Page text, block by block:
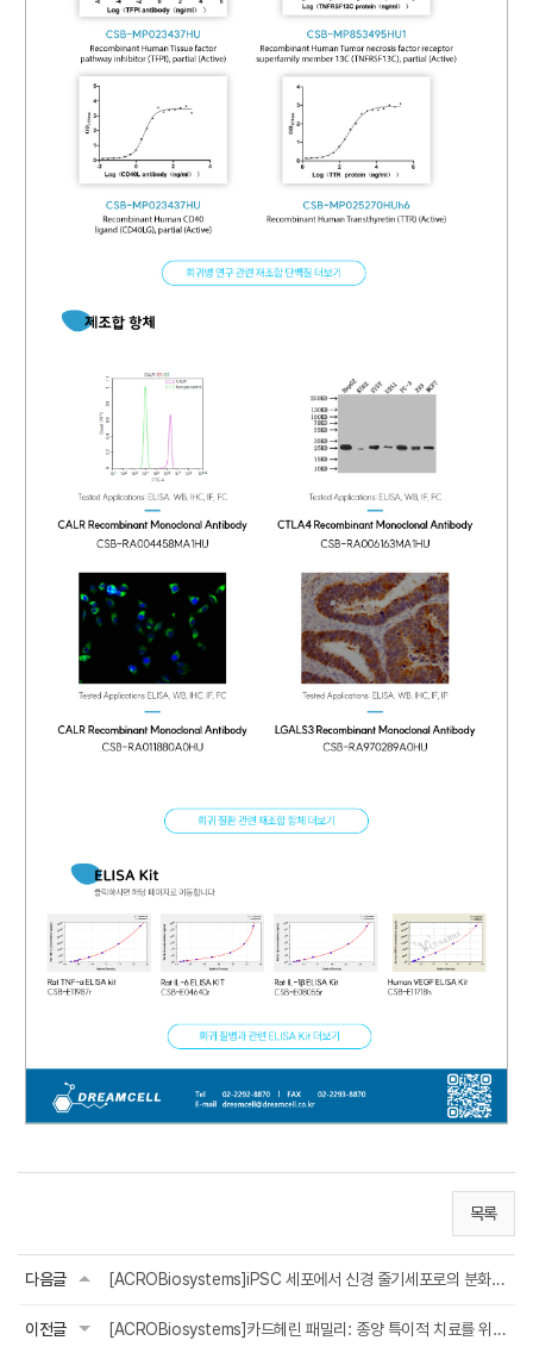
목록
다음글 [ACROBiosystems]iPSC 세포에서 신경 줄기세포로의 분화: 재생 의학으로의 발전
이전글 [ACROBiosystems]카드헤린 패밀리: 종양 특이적 치료를 위한 정밀 ADC 표적